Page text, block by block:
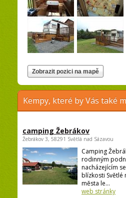
Kempy, které by Vás také
camping Žebrákov
Žebrákov 3, 58291 Světlá nad Sázavou
Camping
rodinným
nacházejícím
blízkosti Světlé
města le...
web stránky